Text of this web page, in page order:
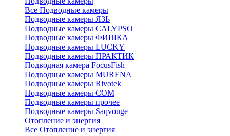
Все Подводные камеры
Подводные камеры ЯЗЬ
Подводные камеры CALYPSO
Подводные камеры ФИШКА
Подводные камеры LUCKY
Подводные камеры ПРАКТИК
Подводная камера FocusFish
Подводные камеры MURENA
Подводные камеры Rivotek
Подводные камеры СОМ
Подводные камеры прочее
Подводные камеры Saqvouge
Отопление и энергия
Все Отопление и энергия